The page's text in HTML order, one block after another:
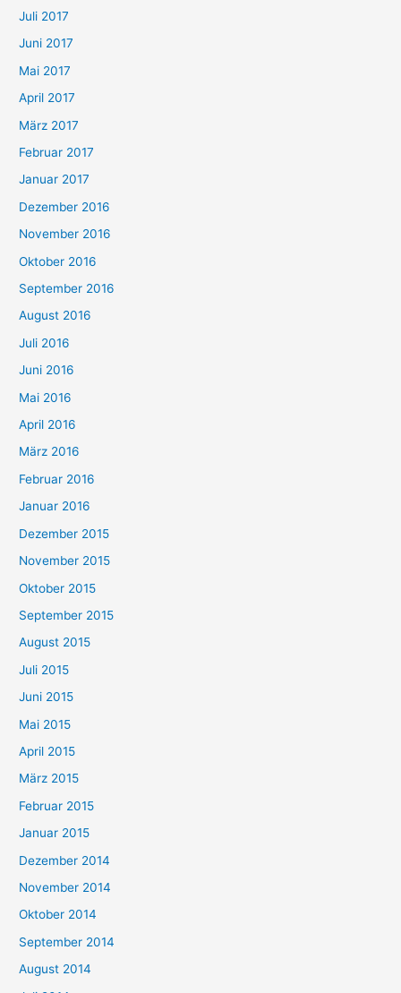
Juli 2017
Juni 2017
Mai 2017
April 2017
März 2017
Februar 2017
Januar 2017
Dezember 2016
November 2016
Oktober 2016
September 2016
August 2016
Juli 2016
Juni 2016
Mai 2016
April 2016
März 2016
Februar 2016
Januar 2016
Dezember 2015
November 2015
Oktober 2015
September 2015
August 2015
Juli 2015
Juni 2015
Mai 2015
April 2015
März 2015
Februar 2015
Januar 2015
Dezember 2014
November 2014
Oktober 2014
September 2014
August 2014